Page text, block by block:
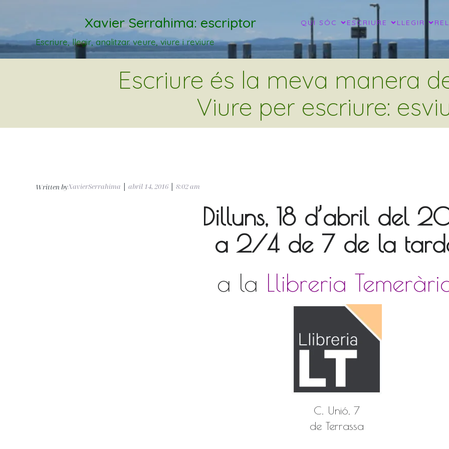
Xavier Serrahima: escriptor QUI SÓC ESCRIURE LLEGIR
Escriure, llegir, analitzar. veure, viure i reviure
Escriure és la meva manera
Viure per escriure:
Written byXavierSerrahima abril 14, 2016 8:02 am
Dilluns, 18 d’abril del
a 2/4 de 7 de la
a la Llibreria
C. Unió, 7
de Terrassa